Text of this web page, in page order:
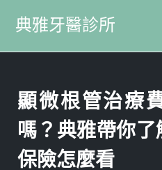
典雅牙醫診所
顯微根管治療
嗎？典雅帶你
保險怎麼看